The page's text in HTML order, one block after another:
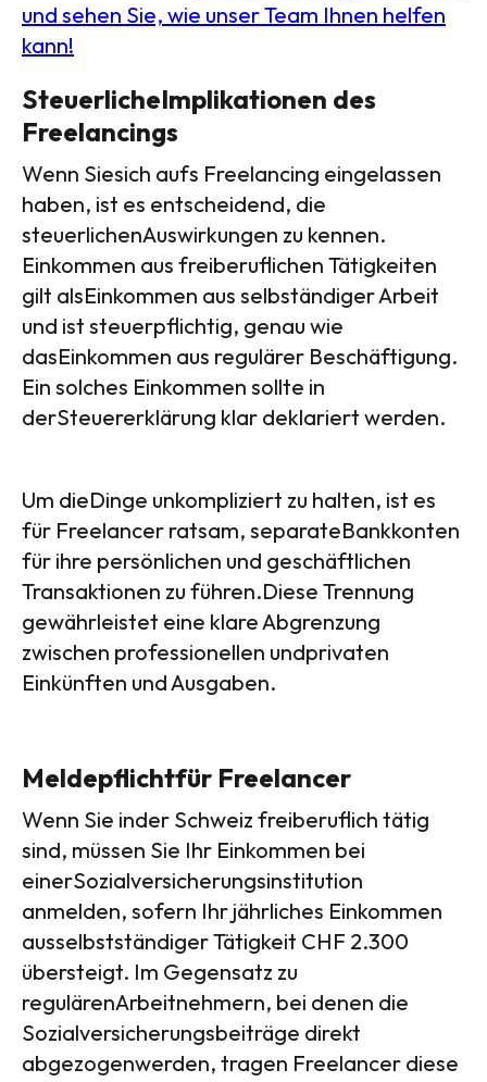
und sehen Sie, wie unser Team Ihnen helfen
kann!
SteuerlicheImplikationen des
Freelancings
Wenn Siesich aufs Freelancing eingelassen
haben, ist es entscheidend, die
steuerlichenAuswirkungen zu kennen.
Einkommen aus freiberuflichen Tätigkeiten
gilt alsEinkommen aus selbständiger Arbeit
und ist steuerpflichtig, genau wie
dasEinkommen aus regulärer Beschäftigung.
Ein solches Einkommen sollte in
derSteuererklärung klar deklariert werden.
Um dieDinge unkompliziert zu halten, ist es
für Freelancer ratsam, separateBankkonten
für ihre persönlichen und geschäftlichen
Transaktionen zu führen.Diese Trennung
gewährleistet eine klare Abgrenzung
zwischen professionellen undprivaten
Einkünften und Ausgaben.
Meldepflichtfür Freelancer
Wenn Sie inder Schweiz freiberuflich tätig
sind, müssen Sie Ihr Einkommen bei
einerSozialversicherungsinstitution
anmelden, sofern Ihr jährliches Einkommen
ausselbstständiger Tätigkeit CHF 2.300
übersteigt. Im Gegensatz zu
regulärenArbeitnehmern, bei denen die
Sozialversicherungsbeiträge direkt
abgezogenwerden, tragen Freelancer diese